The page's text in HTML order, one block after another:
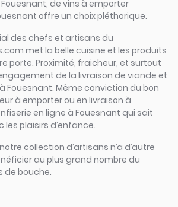
de vins à emporter
offre un choix pléthorique.
des chefs et artisans du
met la belle cuisine et les produits
porte. Proximité, fraicheur, et surtout
de la livraison de viande et
Fouesnant. Même conviction du bon
à emporter ou en livraison à
en ligne à Fouesnant qui sait
les plaisirs d’enfance.
collection d’artisans n’a d’autre
au plus grand nombre du
de bouche.